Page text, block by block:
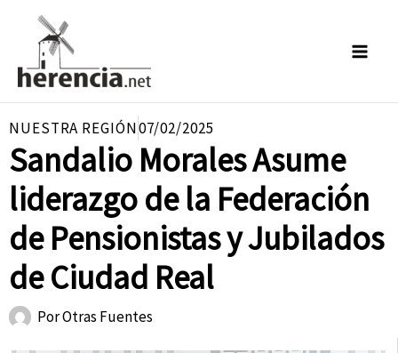
contenido
NUESTRA REGIÓN07/02/2025
Sandalio Morales Asume
liderazgo de la Federación
de Pensionistas y Jubilados
de Ciudad Real
PorOtras Fuentes